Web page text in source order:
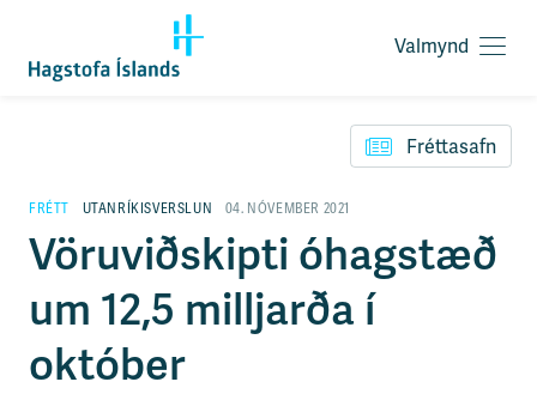
O
v
m
y
Valmynd
Fréttasafn
FRÉTT UTANRÍKISVERSLUN 04. NÓVEMBER 2021
Vöruviðskipti óhagstæð
um 12,5 milljarða í
október